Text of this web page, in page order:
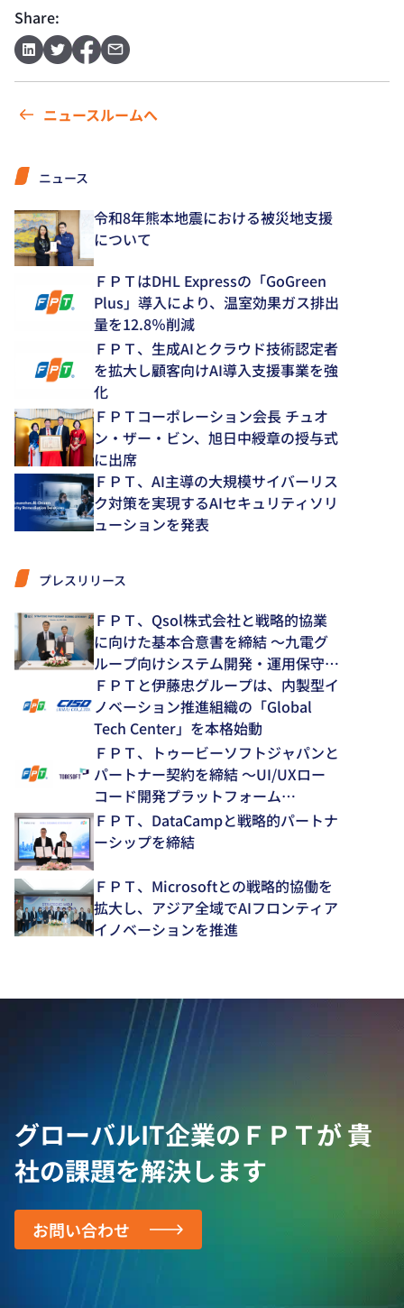
Share:
ニュースルームへ
ニュース
令和8年熊本地震における被災地支援
について
ＦＰＴはDHL Expressの「GoGreen
Plus」導入により、温室効果ガス排出
量を12.8％削減
ＦＰＴ、生成AIとクラウド技術認定者
を拡大し顧客向けAI導入支援事業を強
化
ＦＰＴコーポレーション会長 チュオ
ン・ザー・ビン、旭日中綬章の授与式
に出席
ＦＰＴ、AI主導の大規模サイバーリス
ク対策を実現するAIセキュリティソリ
ューションを発表
プレスリリース
ＦＰＴ、Qsol株式会社と戦略的協業
に向けた基本合意書を締結 ～九電グ
ループ向けシステム開発・運用保守領
域で中長期的な協業を推進～
ＦＰＴと伊藤忠グループは、内製型イ
ノベーション推進組織の「Global
Tech Center」を本格始動
ＦＰＴ、トゥービーソフトジャパンと
パートナー契約を締結 ～UI/UXロー
コード開発プラットフォーム
「NEXACRO」の技術支援体制を強化
～
ＦＰＴ、DataCampと戦略的パートナ
ーシップを締結
ＦＰＴ、Microsoftとの戦略的協働を
拡大し、アジア全域でAIフロンティア
イノベーションを推進
グローバルIT企業のＦＰＴが貴
社の課題を解決します
お問い合わせ